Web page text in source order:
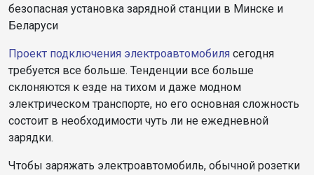
безопасная установка зарядной станции в Минске и
Беларуси
Проект подключения электроавтомобиля сегодня
требуется все больше. Тенденции все больше
склоняются к езде на тихом и даже модном
электрическом транспорте, но его основная сложность
состоит в необходимости чуть ли не ежедневной
зарядки.
Чтобы заряжать электроавтомобиль, обычной розетки